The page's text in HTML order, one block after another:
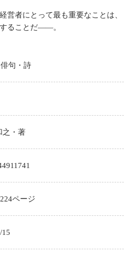
営者にとって最も重要なことは、
ることだ――。
句・詩
之 ・著
224ページ
15